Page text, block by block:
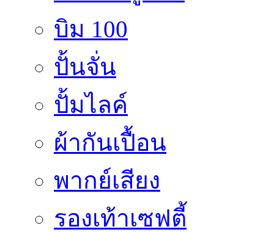
บิม 100
ปั้นจั่น
ปั้มไลค์
ผ้ากันเปื้อน
พากย์เสียง
รองเท้าเซฟตี้